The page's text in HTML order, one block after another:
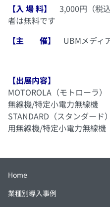
【入 場 料】 3,000円（税
者は無料です
【主 催】 UBMメディ
【出展内容】
MOTOROLA（モトローラ
無線機/特定小電力無線機
STANDARD（スタンダー
用無線機/特定小電力無線
Home
業種別導入事例